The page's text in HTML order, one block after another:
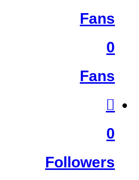
Fans
0
Fans
0
Followers